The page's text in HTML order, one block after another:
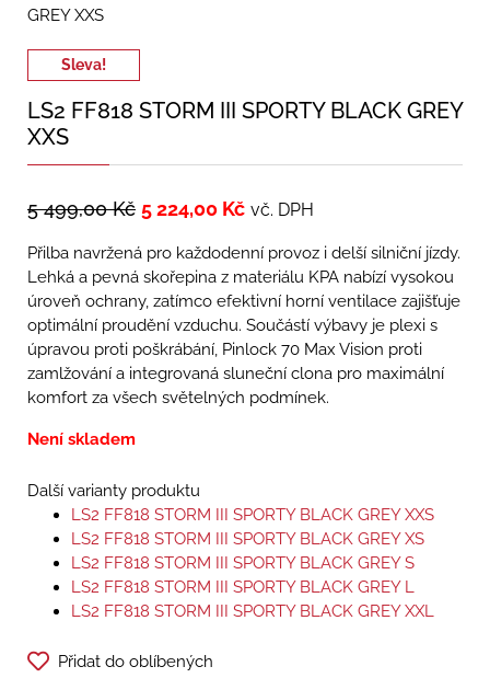
GREY XXS
Sleva!
LS2 FF818 STORM III SPORTY BLACK GREY
XXS
5 499,00Kč 5 224,00 Kč vč. DPH
Přilba navržená pro každodenní provoz i delší silniční jízdy.
Lehká a pevná skořepina z materiálu KPA nabízí vysokou
úroveň ochrany, zatímco efektivní horní ventilace zajišťuje
optimální proudění vzduchu. Součástí výbavy je plexi s
úpravou proti poškrábání, Pinlock 70 Max Vision proti
zamlžování a integrovaná sluneční clona pro maximální
komfort za všech světelných podmínek.
Není skladem
Další varianty produktu
LS2 FF818 STORM III SPORTY BLACK GREY XXS
LS2 FF818 STORM III SPORTY BLACK GREY XS
LS2 FF818 STORM III SPORTY BLACK GREY S
LS2 FF818 STORM III SPORTY BLACK GREY L
LS2 FF818 STORM III SPORTY BLACK GREY XXL
Přidat do oblíbených